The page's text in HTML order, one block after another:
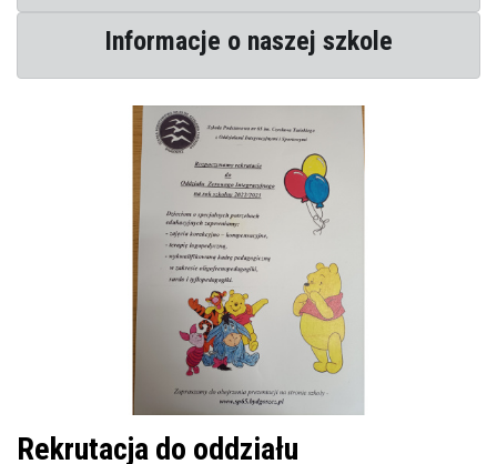
Informacje o naszej szkole
Rekrutacja do oddziału